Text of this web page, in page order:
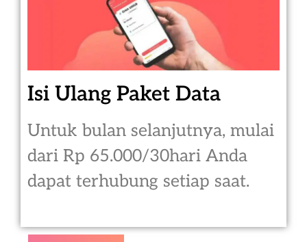
Isi Ulang Paket Data
Untuk bulan selanjutnya, mulai
dari Rp 65.000/30hari Anda
dapat terhubung setiap saat.